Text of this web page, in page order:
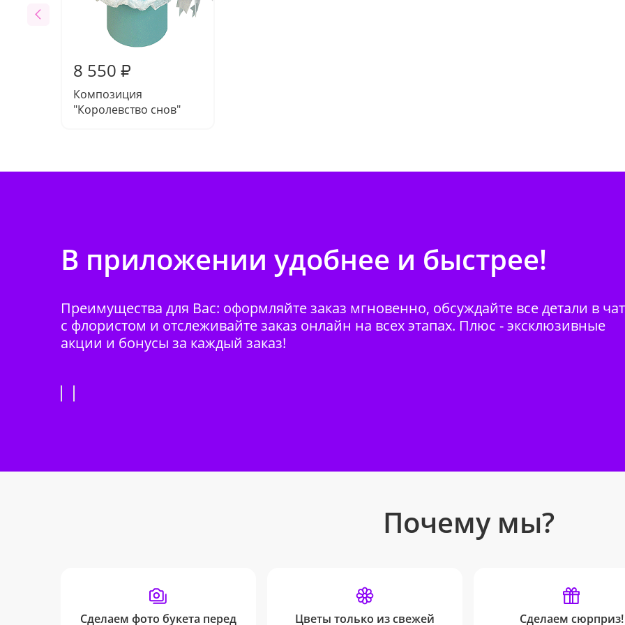
8 550 ₽
Композиция
"Королевство снов"
В приложении удобнее и быстрее!
Преимущества для Вас: оформляйте заказ мгновенно, обсуждайте все детали в
с флористом и отслеживайте заказ онлайн на всех этапах. Плюс - эксклюзивные
акции и бонусы за каждый заказ!
Почему мы?
Сделаем фото букета перед Цветы только из свежей Сделаем сюрприз!